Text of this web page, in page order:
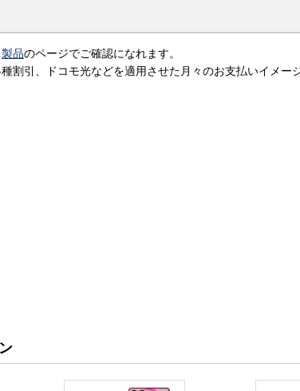
製品のページでご確認になれます。
割引、ドコモ光などを適用させた月々のお支払いイメー